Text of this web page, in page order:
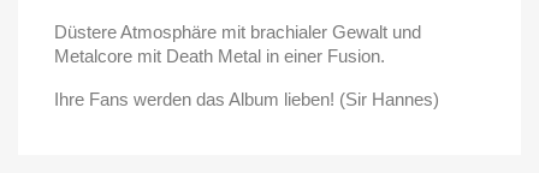
Düstere Atmosphäre mit brachialer Gewalt und
Metalcore mit Death Metal in einer Fusion.
Ihre Fans werden das Album lieben! (Sir Hannes)